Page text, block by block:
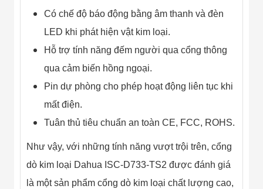
Có chế độ báo động bằng âm thanh và đèn
LED khi phát hiện vật kim loại.
Hỗ trợ tính năng đếm người qua cổng thông
qua cảm biến hồng ngoại.
Pin dự phòng cho phép hoạt động liên tục khi
mất điện.
Tuân thủ tiêu chuẩn an toàn CE, FCC, ROHS.
Như vậy, với những tính năng vượt trội trên, cổng
dò kim loại Dahua ISC-D733-TS2 được đánh giá
là một sản phẩm cổng dò kim loại chất lượng cao,